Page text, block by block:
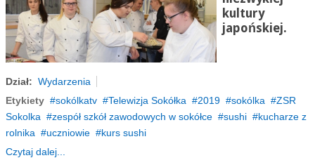
kultury
japońskiej.
Dział: Wydarzenia
Etykiety
sokólkatv Telewizja Sokółka 2019 sokólka
ZSR
Sokolka
zespół szkół zawodowych w sokółce sushi
kucharze z
rolnika
uczniowie
kurs sushi
Czytaj dalej...